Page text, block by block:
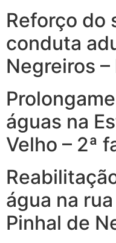
Reforço do
conduta
Negreiros
águas na
Velho – 2ª
água na
Pinhal de